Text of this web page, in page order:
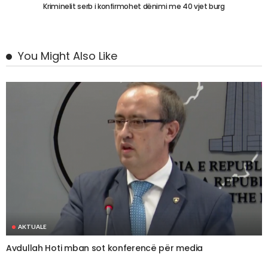
Kriminelit serb i konfirmohet dënimi me 40 vjet burg
You Might Also Like
AKTUALE
Avdullah Hoti mban sot konferencë për media